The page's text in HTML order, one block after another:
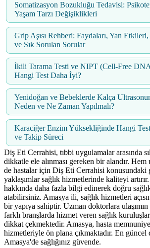
Somatizasyon Bozukluğu Tedavisi:
Yaşam Tarzı Değişiklikleri
Grip Aşısı Rehberi: Faydaları, Yan
ve Sık Sorulan Sorular
İkili Tarama Testi ve NIPT (Cell-Free DNA)
Hangi Test Daha İyi?
Yenidoğan ve Bebeklerde Kalça
Neden ve Ne Zaman Yapılmalı?
Karaciğer Enzim Yüksekliğinde Hangi
ve Takip Süreci
Diş Eti Cerrahisi, tıbbi uygulamalar arasında
dikkatle ele alınması gereken bir alandır.
de hastalar için Diş Eti Cerrahisi konusundaki
yaklaşımlar sağlık hizmetlerinde kaliteyi
hakkında daha fazla bilgi edinerek doğru sağlık
atabilirsiniz. Amasya ili, sağlık hizmetleri
bir yapıya sahiptir. Uzman doktorlara ulaşımın
farklı branşlarda hizmet veren sağlık
dikkat çekmektedir. Amasya, hasta
hizmetleriyle ön plana çıkmaktadır. En
Amasya'de sağlığınız güvende.